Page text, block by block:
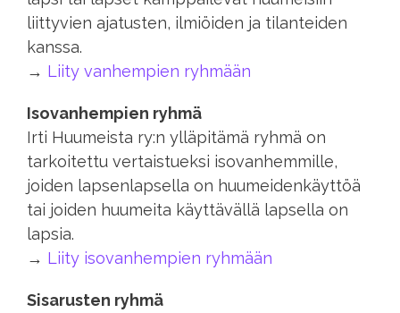
liittyvien ajatusten, ilmiöiden ja tilanteiden
kanssa.
→ Liity vanhempien ryhmään
Isovanhempien ryhmä
Irti Huumeista ry:n ylläpitämä ryhmä on
tarkoitettu vertaistueksi isovanhemmille,
joiden lapsenlapsella on huumeidenkäyttöä
tai joiden huumeita käyttävällä lapsella on
lapsia.
→ Liity isovanhempien ryhmään
Sisarusten ryhmä